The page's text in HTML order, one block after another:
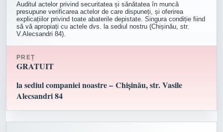
Auditul actelor privind securitatea și sănătatea în muncă
presupune verificarea actelor de care dispuneți, și oferirea
explicațiilor privind toate abaterile depistate. Singura condiție fiind
să vă apropiați cu actele dvs. la sediul nostru (Chișinău, str.
V.Alecsandri 84).
PREȚ
GRATUIT
la sediul companiei noastre – Chișinău, str. Vasile
Alecsandri 84